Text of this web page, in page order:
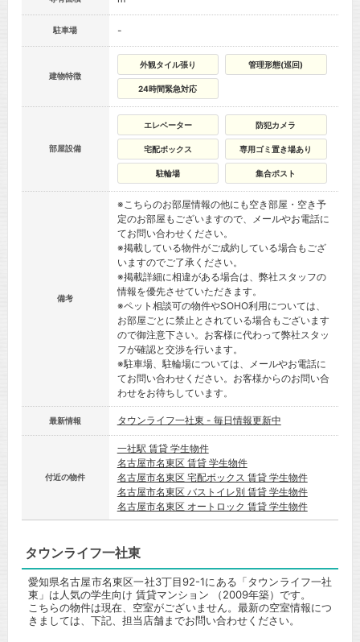
駐車場 -
建物特徴
外観タイル張り 管理形態(巡回)
24時間緊急対応
部屋設備
エレベーター 防犯カメラ
宅配ボックス 専用ゴミ置き場あり
駐輪場 集合ポスト
備考
※こちらのお部屋情報の他にも空き部屋・空き予
定のお部屋もございますので、メールやお電話に
てお問い合わせください。
※掲載している物件がご成約している場合もござ
いますのでご了承ください。
※掲載詳細に相違がある場合は、弊社スタッフの
情報を優先させていただきます。
※ペット相談可の物件やSOHO利用については、
お部屋ごとに禁止とされている場合もございます
ので御注意下さい。お客様に代わって弊社スタッ
フが確認と交渉を行います。
※駐車場、駐輪場については、メールやお電話に
てお問い合わせください。お客様からのお問い合
わせをお待ちしています。
最新情報 タウンライフ一社東 - 毎日情報更新中
付近の物件
一社駅 賃貸 学生物件
名古屋市名東区 賃貸 学生物件
名古屋市名東区 宅配ボックス 賃貸 学生物件
名古屋市名東区 バストイレ別 賃貸 学生物件
名古屋市名東区 オートロック 賃貸 学生物件
タウンライフ一社東
愛知県名古屋市名東区一社3丁目92-1にある「タウンライフ一社
東」は人気の学生向け 賃貸マンション （2009年築）です。
こちらの物件は現在、空室がございません。最新の空室情報につ
きましては、下記、担当店舗までお問い合わせください。